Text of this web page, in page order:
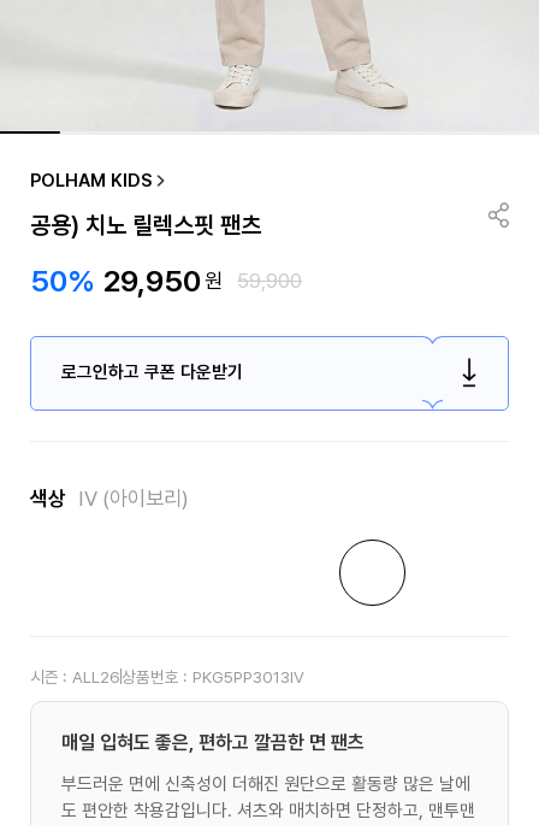
POLHAM KIDS
공용) 치노 릴렉스핏 팬츠
50% 29,950원 59,900
로그인하고 쿠폰 다운받기
색상 IV (아이보리)
시즌 : ALL26상품번호 : PKG5PP3013IV
매일 입혀도 좋은, 편하고 깔끔한 면 팬츠
부드러운 면에 신축성이 더해진 원단으로 활동량 많은 날에
도 편안한 착용감입니다. 셔츠와 매치하면 단정하고, 맨투맨